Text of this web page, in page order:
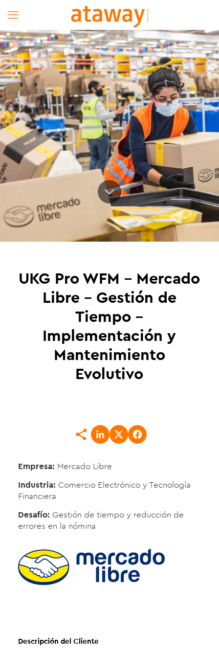
UKG Pro WFM – Mercado
Libre – Gestión de
Tiempo –
Implementación y
Mantenimiento
Evolutivo
Empresa: Mercado Libre
Industria: Comercio Electrónico y Tecnología
Financiera
Desafío: Gestión de tiempo y reducción de
errores en la nómina
Descripción del Cliente